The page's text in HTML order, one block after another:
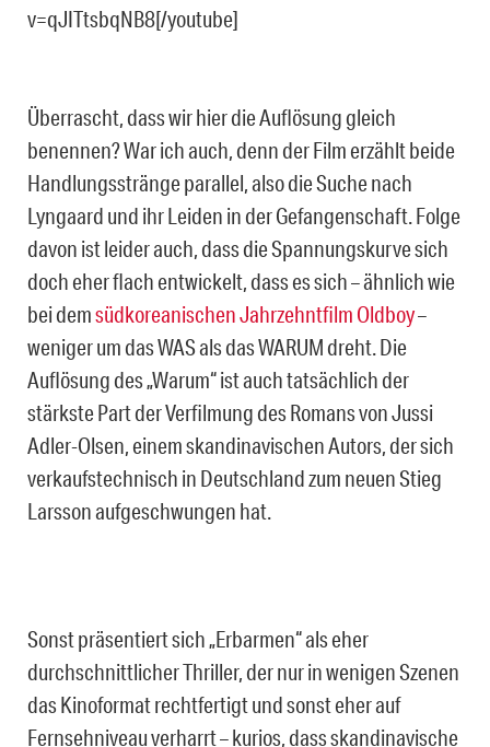
v=qJITtsbqNB8[/youtube]
Überrascht, dass wir hier die Auflösung gleich
benennen? War ich auch, denn der Film erzählt beide
Handlungsstränge parallel, also die Suche nach
Lyngaard und ihr Leiden in der Gefangenschaft. Folge
davon ist leider auch, dass die Spannungskurve sich
doch eher flach entwickelt, dass es sich – ähnlich wie
bei demsüdkoreanischen Jahrzehntfilm Oldboy–
weniger um das WAS als das WARUM dreht. Die
Auflösung des „Warum“ ist auch tatsächlich der
stärkste Part der Verfilmung des Romans von Jussi
Adler-Olsen, einem skandinavischen Autors, der sich
verkaufstechnisch in Deutschland zum neuen Stieg
Larsson aufgeschwungen hat.
Sonst präsentiert sich „Erbarmen“ als eher
durchschnittlicher Thriller, der nur in wenigen Szenen
das Kinoformat rechtfertigt und sonst eher auf
Fernsehniveau verharrt – kurios, dass skandinavische